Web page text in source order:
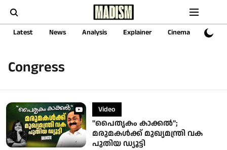
Latest News Analysis Explainer Cinema Sports
Congress
Video
"പൈതൃകം കാക്കൽ";
മരുമകൾക്ക് മുഖ്യമന്ത്രി വക
പുതിയ ഡ്യൂട്ടി